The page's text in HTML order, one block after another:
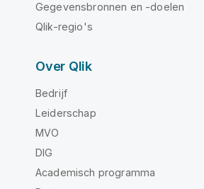
Gegevensbronnen en -doelen
Qlik-regio's
Over Qlik
Bedrijf
Leiderschap
MVO
DIG
Academisch programma